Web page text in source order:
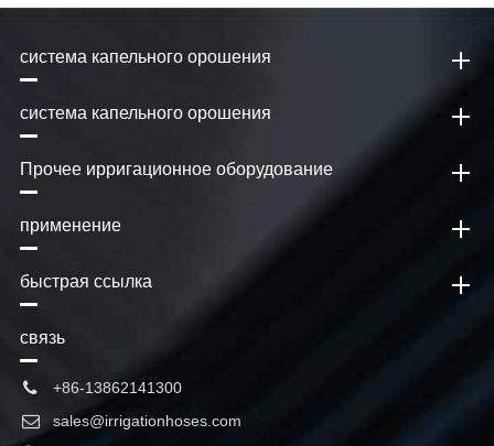
система капельного орошения
система капельного орошения
Прочее ирригационное оборудование
применение
быстрая ссылка
связь
+86-13862141300
sales@irrigationhoses.com